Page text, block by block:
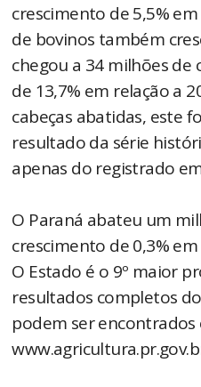
crescimento de 5,5%
de bovinos também
chegou a 34 milhões de
de 13,7% em relação a
cabeças abatidas, este
resultado da série
apenas do registrado
O Paraná abateu um
crescimento de 0,3%
O Estado é o 9º maior
resultados completos
podem ser encontrados